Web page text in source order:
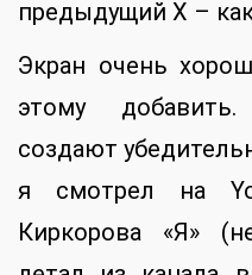
предыдущий X –
Экран очень
этому
создают
я смотрел на
Киркорова «Я»